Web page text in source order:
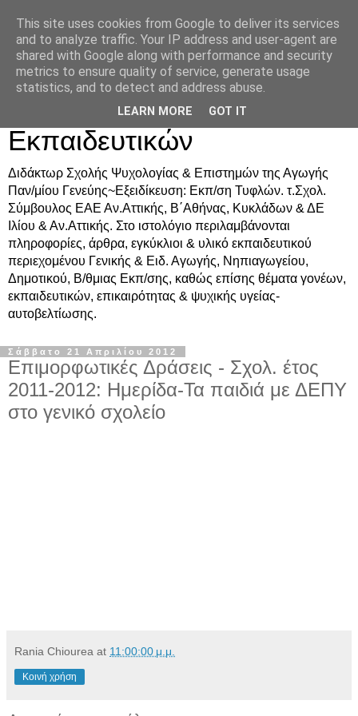
Δρ. Ράνια Χιουρέα-
Συμβουλευτική &
Υποστήριξη Γονέων &
Εκπαιδευτικών
Διδάκτωρ Σχολής Ψυχολογίας & Επιστημών της Αγωγής
Παν/μίου Γενεύης~Εξειδίκευση: Εκπ/ση Τυφλών. τ.Σχολ.
Σύμβουλος ΕΑΕ Αν.Αττικής, Β΄Αθήνας, Κυκλάδων & ΔΕ
Ιλίου & Αν.Αττικής. Στο ιστολόγιο περιλαμβάνονται
πληροφορίες, άρθρα, εγκύκλιοι & υλικό εκπαιδευτικού
περιεχομένου Γενικής & Ειδ. Αγωγής, Νηπιαγωγείου,
Δημοτικού, Β/θμιας Εκπ/σης, καθώς επίσης θέματα γονέων,
εκπαιδευτικών, επικαιρότητας & ψυχικής υγείας-
αυτοβελτίωσης.
Σάββατο 21 Απριλίου 2012
Επιμορφωτικές Δράσεις - Σχολ. έτος
2011-2012: Ημερίδα-Τα παιδιά με ΔΕΠΥ
στο γενικό σχολείο
Rania Chiourea at 11:00:00 μ.μ.
Κοινή χρήση
This site uses cookies from Google to deliver its services
and to analyze traffic. Your IP address and user-agent are
shared with Google along with performance and security
metrics to ensure quality of service, generate usage
statistics, and to detect and address abuse.
LEARN MORE GOT IT